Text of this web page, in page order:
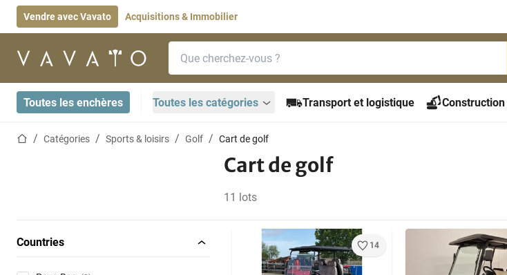
Vendre avec Vavato Acquisitions & Immobilier
Page d'accueil
Toutes les enchères Toutes les catégories Transport et logistique
Page d'accueil
Catégories Sports & loisirs Golf Cart de golf
Cart de golf
11 lots
Countries 14